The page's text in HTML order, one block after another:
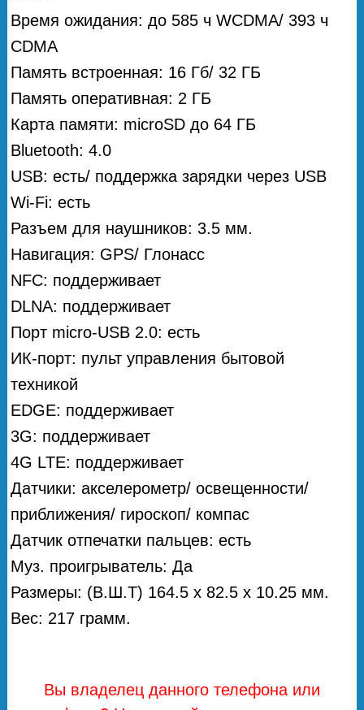
Время ожидания: до 585 ч WCDMA/ 393 ч
CDMA
Память встроенная: 16 Гб/ 32 ГБ
Память оперативная: 2 ГБ
Карта памяти: microSD до 64 ГБ
Bluetooth: 4.0
USB: есть/ поддержка зарядки через USB
Wi-Fi: есть
Разъем для наушников: 3.5 мм.
Навигация: GPS/ Глонасс
NFC: поддерживает
DLNA: поддерживает
Порт micro-USB 2.0: есть
ИК-порт: пульт управления бытовой
техникой
EDGE: поддерживает
3G: поддерживает
4G LTE: поддерживает
Датчики: акселерометр/ освещенности/
приближения/ гироскоп/ компас
Датчик отпечатки пальцев: есть
Муз. проигрыватель: Да
Размеры: (В.Ш.Т) 164.5 x 82.5 x 10.25 мм.
Вес: 217 грамм.
Вы владелец данного телефона или